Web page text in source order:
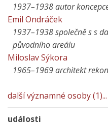
1937–1938 autor
Emil Ondráček
1937–1938 společně s s
původního areálu
Miloslav Sýkora
1965–1969 architekt
další významné osoby (1)...
události